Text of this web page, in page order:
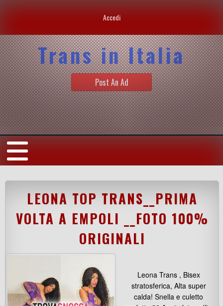
Accedi
Trans in Italia
Post An Ad
LEONA TOP TRANS__PRIMA
VOLTA A EMPOLI __FOTO 100%
ORIGINALI
Leona Trans , Bisex
stratosferica, Alta super
calda! Snella e culetto